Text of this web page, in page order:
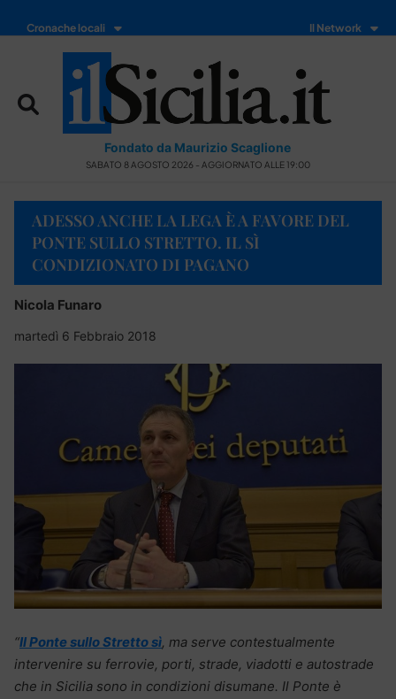
Cronache locali Il Network
Fondato da Maurizio Scaglione
SABATO 8 AGOSTO 2026 - AGGIORNATO ALLE 19:00
ADESSO ANCHE LA LEGA È A FAVORE DEL
PONTE SULLO STRETTO. IL SÌ
CONDIZIONATO DI PAGANO
Nicola Funaro
martedì 6 Febbraio 2018
“Il Ponte sullo Stretto sì, ma serve contestualmente
intervenire su ferrovie, porti, strade, viadotti e autostrade
che in Sicilia sono in condizioni disumane. Il Ponte è